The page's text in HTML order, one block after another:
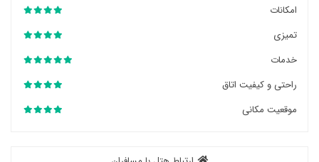
امکانات
تمیزی
خدمات
راحتی و کیفیت اتاق
موقعیت مکانی